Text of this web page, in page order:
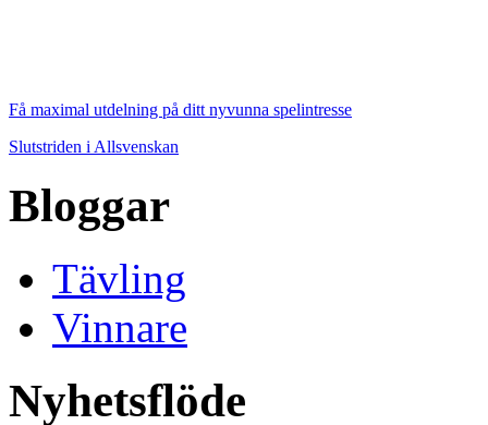
Få maximal utdelning på ditt nyvunna spelintresse
Slutstriden i Allsvenskan
Bloggar
Tävling
Vinnare
Nyhetsflöde